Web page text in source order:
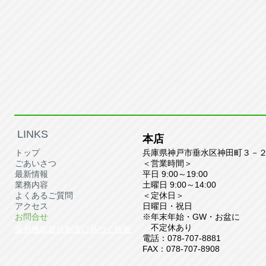
​LINKS
トップ
ごあいさつ
最新情報
業務内容
よくあるご質問
アクセス
お問合せ
本店
兵庫県神戸市垂水区神田町３－
＜営業時間＞
平日 9:00～19:00
土曜日 9:00～14:00
＜定休日＞
​​日曜日・祝日
※年末年始・GW・お盆に
不定休あり
電話：078-707-8881
FAX：078-707-8908